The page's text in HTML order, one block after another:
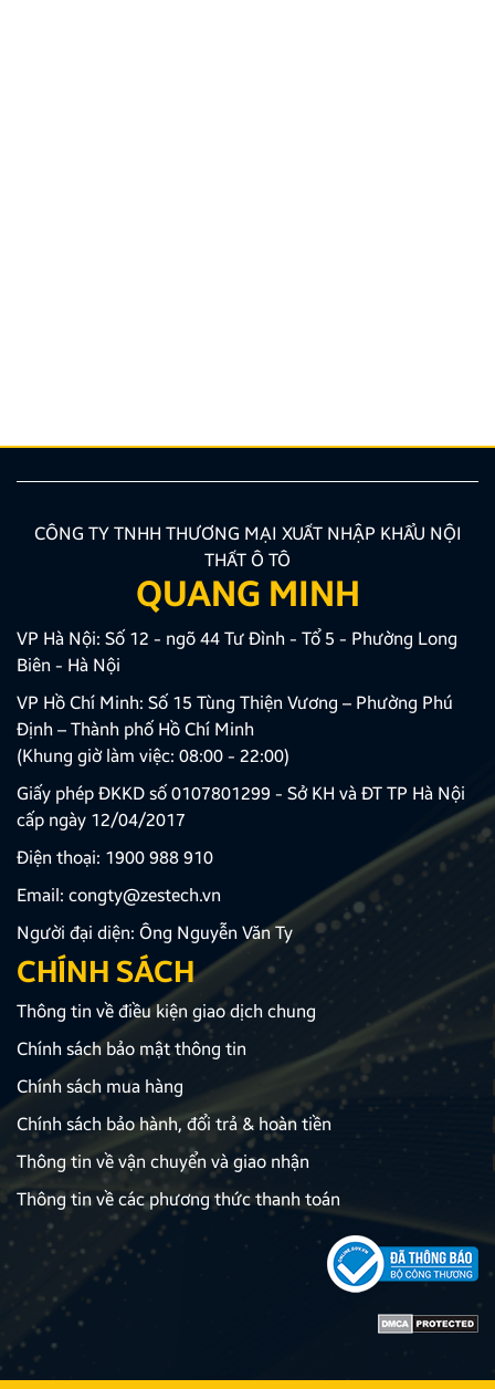
CÔNG TY TNHH THƯƠNG MẠI XUẤT NHẬP KHẨU NỘI
THẤT Ô TÔ
QUANG MINH
VP Hà Nội: Số 12 - ngõ 44 Tư Đình - Tổ 5 - Phường Long
Biên - Hà Nội
VP Hồ Chí Minh: Số 15 Tùng Thiện Vương – Phường Phú
Định – Thành phố Hồ Chí Minh
(Khung giờ làm việc: 08:00 - 22:00)
Giấy phép ĐKKD số 0107801299 - Sở KH và ĐT TP Hà Nội
cấp ngày 12/04/2017
Điện thoại: 1900 988 910
Email: congty@zestech.vn
Người đại diện: Ông Nguyễn Văn Ty
CHÍNH SÁCH
Thông tin về điều kiện giao dịch chung
Chính sách bảo mật thông tin
Chính sách mua hàng
Chính sách bảo hành, đổi trả & hoàn tiền
Thông tin về vận chuyển và giao nhận
Thông tin về các phương thức thanh toán